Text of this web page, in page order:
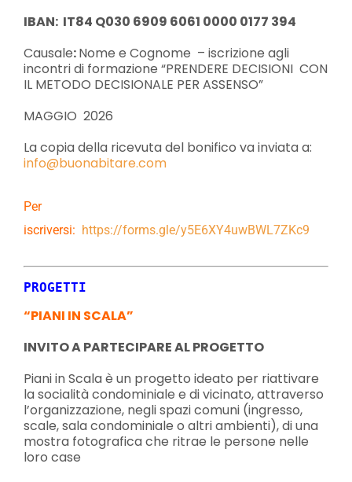
IBAN: IT84 Q030 6909 6061 0000 0177 394
Causale:Nome e Cognome – iscrizione agli
incontri di formazione “PRENDERE DECISIONI CON
IL METODO DECISIONALE PER ASSENSO”
MAGGIO 2026
La copia della ricevuta del bonifico va inviata a:
info@buonabitare.com
Per
iscriversi: https://forms.gle/y5E6XY4uwBWL7ZKc9
PROGETTI
“PIANI IN SCALA”
INVITO A PARTECIPARE AL PROGETTO
Piani in Scala è un progetto ideato per riattivare
la socialità condominiale e di vicinato, attraverso
l’organizzazione, negli spazi comuni (ingresso,
scale, sala condominiale o altri ambienti), di una
mostra fotografica che ritrae le persone nelle
loro case